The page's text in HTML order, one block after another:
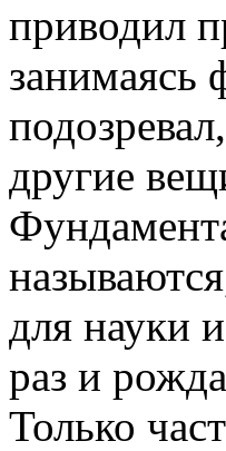
приводил
занимаясь
другие
для науки
раз и
Только